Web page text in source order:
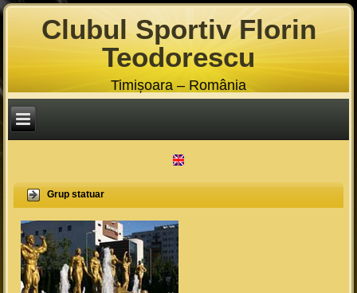
Clubul Sportiv Florin
Teodorescu
Timișoara – România
Grup statuar